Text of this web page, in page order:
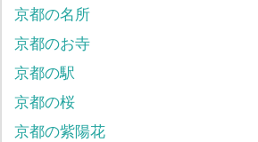
京都の名所
京都のお寺
京都の駅
京都の桜
京都の紫陽花